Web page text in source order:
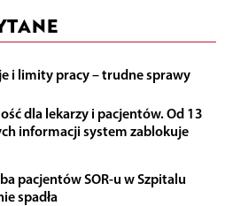
i limity pracy – trudne sprawy
dla lekarzy i pacjentów. Od 13
informacji system zablokuje
pacjentów SOR-u w Szpitalu
spadła